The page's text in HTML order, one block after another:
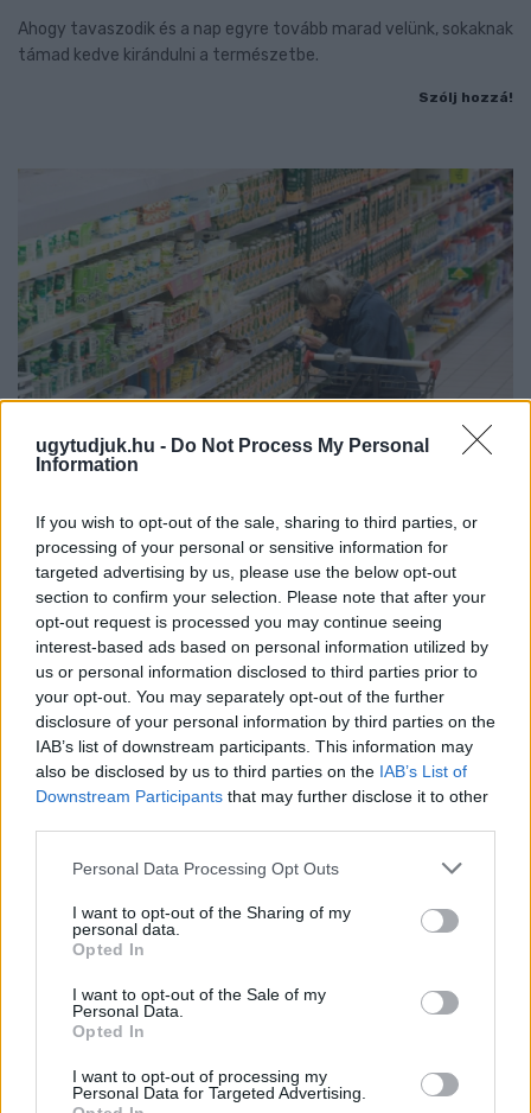
ugytudjuk.hu - Do Not Process My Personal
Information
If you wish to opt-out of the sale, sharing to third parties, or
processing of your personal or sensitive information for
targeted advertising by us, please use the below opt-out
section to confirm your selection. Please note that after your
opt-out request is processed you may continue seeing
interest-based ads based on personal information utilized by
us or personal information disclosed to third parties prior to
your opt-out. You may separately opt-out of the further
disclosure of your personal information by third parties on the
IAB’s list of downstream participants. This information may
also be disclosed by us to third parties on the IAB’s List of
Downstream Participants that may further disclose it to other
Please note that this website/app uses one or more Google
not limited to your visit or usage behaviour. You may click to
grant or deny consent to Google and its third-party tags to
use your data for below specified purposes in below Google
consent section.
Personal Data Processing Opt Outs
I want to opt-out of the Sharing of my
personal data.
Opted In
I want to opt-out of the Sale of my
Personal Data.
Opted In
I want to opt-out of processing my
Personal Data for Targeted Advertising.
Ahogy tavaszodik és a nap egyre tovább marad velünk, sokaknak
támad kedve kirándulni a természetbe.
Szólj hozzá!
ÖRÖMHÍR: TÍZ ÉVE NEM VOLT ILYEN ALACSONY AZ
INFLÁCIÓ MAGYARORSZÁGON
Júliusban mindössze 1,2 százalékkal emelkedtek éves
összevetésben a fogyasztói árak, miközben az élelmiszerek ára
már csökkent.
Szólj hozzá!
A BAROKK ÖSSZES ÁRNYALATA ÉS MÉG EGY SOR